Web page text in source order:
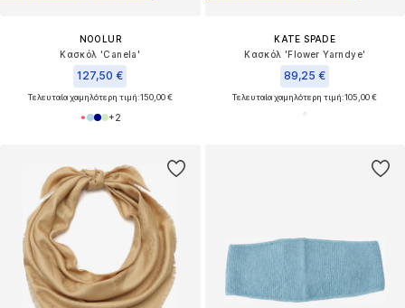
NOOLUR
Κασκόλ 'Canela'
127,50 €
Τελευταία χαμηλότερη τιμή:150,00 €
+2
KATE SPADE
Κασκόλ 'Flower Yarndye'
89,25 €
Τελευταία χαμηλότερη τιμή:105,00 €